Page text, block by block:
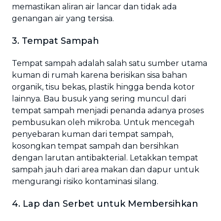
memastikan aliran air lancar dan tidak ada
genangan air yang tersisa.
3. Tempat Sampah
Tempat sampah adalah salah satu sumber utama
kuman di rumah karena berisikan sisa bahan
organik, tisu bekas, plastik hingga benda kotor
lainnya. Bau busuk yang sering muncul dari
tempat sampah menjadi penanda adanya proses
pembusukan oleh mikroba. Untuk mencegah
penyebaran kuman dari tempat sampah,
kosongkan tempat sampah dan bersihkan
dengan larutan antibakterial. Letakkan tempat
sampah jauh dari area makan dan dapur untuk
mengurangi risiko kontaminasi silang.
4. Lap dan Serbet untuk Membersihkan